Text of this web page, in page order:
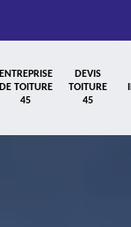
ENTREPRISE
DE TOITURE
45
DEVIS
TOITURE
45